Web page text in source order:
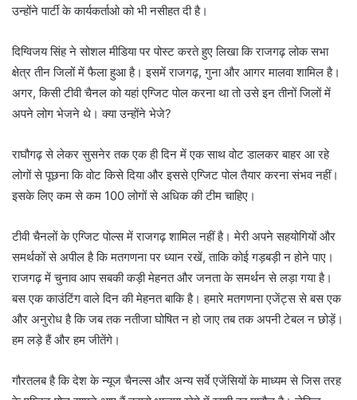
उन्होंने पार्टी के कार्यकर्ताओ को भी नसीहत दी है।
दिग्विजय सिंह ने सोशल मीडिया पर पोस्ट करते हुए लिखा कि राजगढ़ लोक सभा
क्षेत्र तीन जिलों में फैला हुआ है। इसमें राजगढ़, गुना और आगर मालवा शामिल है।
अगर, किसी टीवी चैनल को यहां एग्जिट पोल करना था तो उसे इन तीनों जिलों में
अपने लोग भेजने थे। क्या उन्होंने भेजे?
राघौगढ़ से लेकर सुसनेर तक एक ही दिन में एक साथ वोट डालकर बाहर आ रहे
लोगों से पूछना कि वोट किसे दिया और इससे एग्जिट पोल तैयार करना संभव नहीं।
इसके लिए कम से कम 100 लोगों से अधिक की टीम चाहिए।
टीवी चैनलों के एग्जिट पोल्स में राजगढ़ शामिल नहीं है। मेरी अपने सहयोगियों और
समर्थकों से अपील है कि मतगणना पर ध्यान रखें, ताकि कोई गड़बड़ी न होने पाए।
राजगढ़ में चुनाव आप सबकी कड़ी मेहनत और जनता के समर्थन से लड़ा गया है।
बस एक काउंटिंग वाले दिन की मेहनत बाकि है। हमारे मतगणना एजेंट्स से बस एक
और अनुरोध है कि जब तक नतीजा घोषित न हो जाए तब तक अपनी टेबल न छोड़ें।
हम लड़े हैं और हम जीतेंगे।
गौरतलब है कि देश के न्यूज चैनल्स और अन्य सर्वे एजेंसियों के माध्यम से जिस तरह